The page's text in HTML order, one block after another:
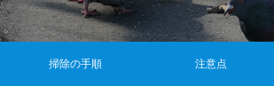
掃除の手順 注意点